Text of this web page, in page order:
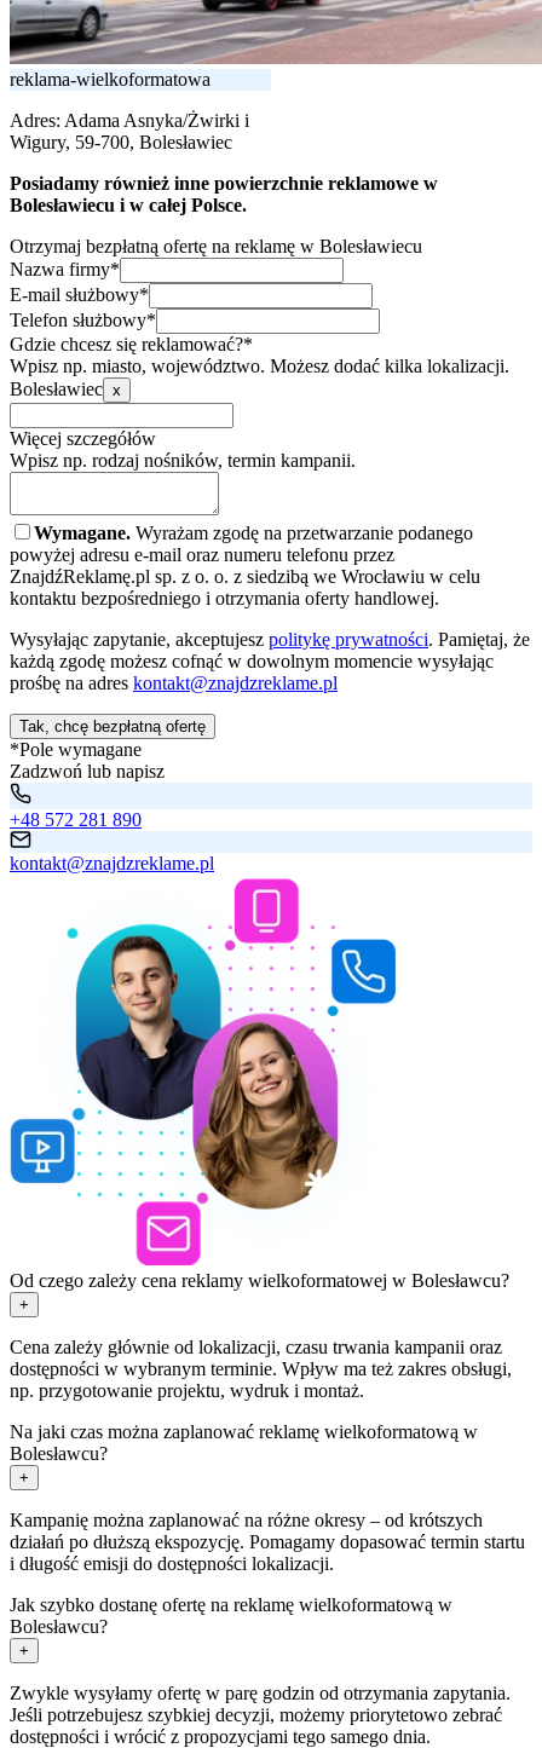
reklama-wielkoformatowa
Adres: Adama Asnyka/Żwirki i
Wigury, 59-700, Bolesławiec
Posiadamy również inne powierzchnie reklamowe w
Bolesławiecu i w całej Polsce.
Otrzymaj bezpłatną ofertę na reklamę w Bolesławiecu
Nazwa firmy*
E-mail służbowy*
Telefon służbowy*
Gdzie chcesz się reklamować?*
Wpisz np. miasto, województwo. Możesz dodać kilka lokalizacji.
Bolesławiec x
Więcej szczegółów
Wpisz np. rodzaj nośników, termin kampanii.
Wymagane. Wyrażam zgodę na przetwarzanie podanego
powyżej adresu e-mail oraz numeru telefonu przez
ZnajdźReklamę.pl sp. z o. o. z siedzibą we Wrocławiu w celu
kontaktu bezpośredniego i otrzymania oferty handlowej.
Wysyłając zapytanie, akceptujesz politykę prywatności. Pamiętaj, że
każdą zgodę możesz cofnąć w dowolnym momencie wysyłając
prośbę na adres kontakt@znajdzreklame.pl
Tak, chcę bezpłatną ofertę
*Pole wymagane
Zadzwoń lub napisz
+48 572 281 890
kontakt@znajdzreklame.pl
Od czego zależy cena reklamy wielkoformatowej w Bolesławcu?
+
Cena zależy głównie od lokalizacji, czasu trwania kampanii oraz
dostępności w wybranym terminie. Wpływ ma też zakres obsługi,
np. przygotowanie projektu, wydruk i montaż.
Na jaki czas można zaplanować reklamę wielkoformatową w
Bolesławcu?
+
Kampanię można zaplanować na różne okresy – od krótszych
działań po dłuższą ekspozycję. Pomagamy dopasować termin startu
i długość emisji do dostępności lokalizacji.
Jak szybko dostanę ofertę na reklamę wielkoformatową w
Bolesławcu?
+
Zwykle wysyłamy ofertę w parę godzin od otrzymania zapytania.
Jeśli potrzebujesz szybkiej decyzji, możemy priorytetowo zebrać
dostępności i wrócić z propozycjami tego samego dnia.